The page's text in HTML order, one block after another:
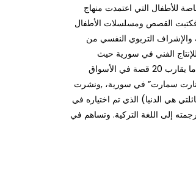
وأسست روضتها الخاصة للأطفال التي اعتمدت منهاج
وانضمت إلى مجال الكتابة للطفل عام 2003 فكتبت القصص ومسلسلات الأطفال
والإشراف التربوي النفسي من
الفني في سورية حيث
ساهمت في كتابة العديد من المسلسلات، ونشرت حتى الآن ما يقارب 20 قصة في الأسواق
سمارت” في سورية، ,ونشرت
هي الدنيا) الذي تم اختياره في
الشيخ زايد للكتاب عام 2023 وتمت ترجمته إلى اللغة التركية. وتساهم في